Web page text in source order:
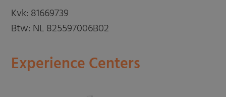
Kvk: 81669739
Btw: NL 825597006B02
Experience Centers